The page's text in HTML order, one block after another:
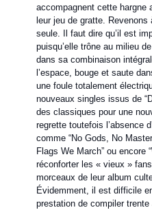
accompagnent cette hargne
leur jeu de gratte. Revenons
seule. Il faut dire qu’il est
puisqu’elle trône au milieu
dans sa combinaison
l’espace, bouge et saute
une foule totalement
nouveaux singles issus de
des classiques pour une
regrette toutefois l’absence
comme “No Gods, No
Flags We March” ou encore
réconforter les « vieux »
morceaux de leur album
Évidemment, il est difficile
prestation de compiler